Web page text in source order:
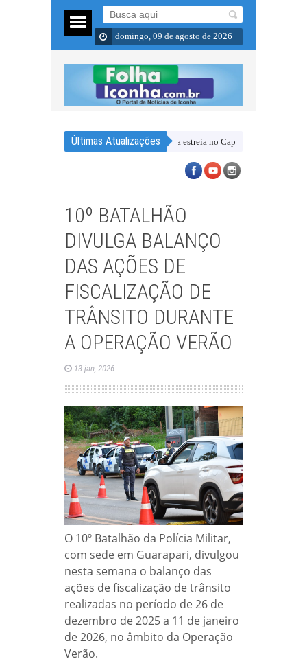
domingo, 09 de agosto de 2026
Últimas Atualizações
dois amistosos e chega empolgado para a estreia no Capixabão Série B
10º BATALHÃO
DIVULGA BALANÇO
DAS AÇÕES DE
FISCALIZAÇÃO DE
TRÂNSITO DURANTE
A OPERAÇÃO VERÃO
13 jan, 2026
O 10º Batalhão da Polícia Militar,
com sede em Guarapari, divulgou
nesta semana o balanço das
ações de fiscalização de trânsito
realizadas no período de 26 de
dezembro de 2025 a 11 de janeiro
de 2026, no âmbito da Operação
Verão.